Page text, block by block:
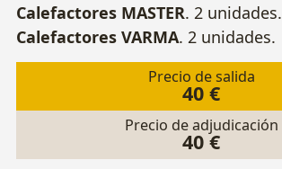
Calefactores MASTER. 2 unidades.
Calefactores VARMA. 2 unidades.
Precio de salida
40 €
Precio de adjudicación
40 €